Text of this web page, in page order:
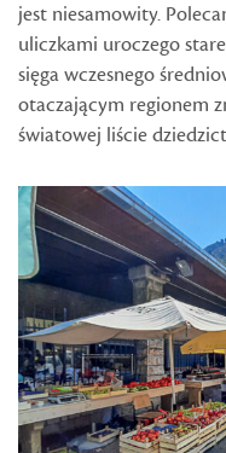
jest niesamowity.
uliczkami uroczego
sięga wczesnego
otaczającym regionem
światowej liście